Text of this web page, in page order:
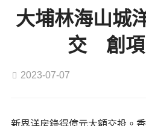
大埔林海山城
交 創項
2023-07-07